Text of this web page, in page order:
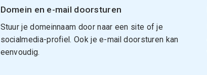
Domein en e-mail doorsturen
Stuur je domeinnaam door naar een site of je
socialmedia-profiel. Ook je e-mail doorsturen kan
eenvoudig.